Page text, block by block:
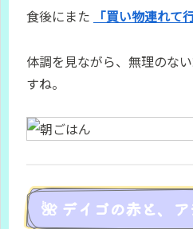
食後にまた
「買い物連れて
体調を見ながら、無理のな
すね。
🌺 デイゴの赤と、